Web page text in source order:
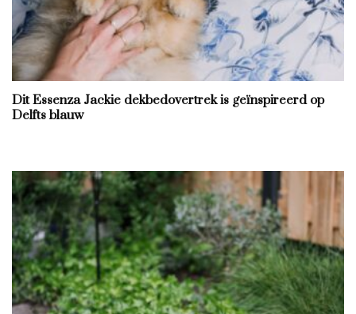
Dit Essenza Jackie dekbedovertrek is geïnspireerd op
Delfts blauw